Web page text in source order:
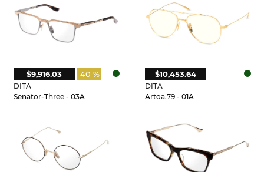
DITA
Senator-Three - 03A
40 %
$9,916.03
DITA
Artoa.79 - 01A
$10,453.64